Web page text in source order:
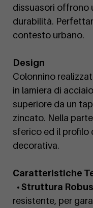
dissuasori offrono
durabilità.
contesto urbano.
Design
Colonnino
in lamiera di
superiore da un
zincato. Nella
sferico ed il profilo
decorativa.
Caratteristiche
• Struttura
resistente, per